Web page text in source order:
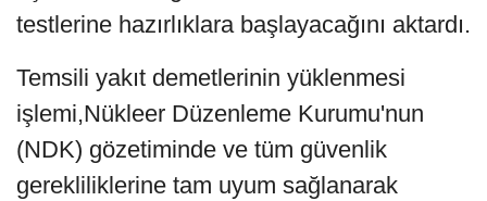
testlerine hazırlıklara başlayacağını aktardı.
Temsili yakıt demetlerinin yüklenmesi
işlemi,Nükleer Düzenleme Kurumu'nun
(NDK) gözetiminde ve tüm güvenlik
gerekliliklerine tam uyum sağlanarak